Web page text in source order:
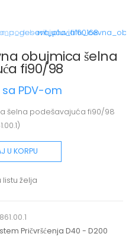
obujmica šelna
fi90/98
sa PDV-om
šelna podešavajuća fi90/98
U KORPU
listu želja
Pričvršćenja D40 - D200